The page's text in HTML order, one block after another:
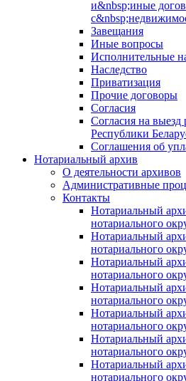
и&nbsp;иные
Завещания
Иные вопросы
Исполнительные
Наследство
Приватизация
Прочие договоры
Согласия
Согласия на выезд
Республики
Соглашения об
Нотариальный архив
О деятельности архивов
Административные
Контакты
Нотариальный
нотариального
Нотариальный
нотариального
Нотариальный
нотариального
Нотариальный
нотариального
Нотариальный
нотариального
Нотариальный
нотариального
Нотариальный
нотариального